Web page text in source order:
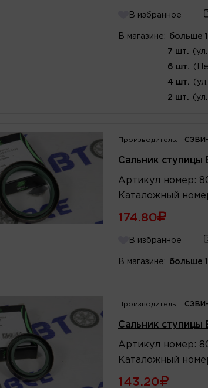
В избранное
В магазине: больше
7 шт.
6 шт.
4 шт.
2 шт.
Производитель:
Сальник ступицы
Артикул номер :
Каталожный
174.80
В избранное
В магазине: больше
Производитель:
Сальник ступицы
Артикул номер :
Каталожный
143.20